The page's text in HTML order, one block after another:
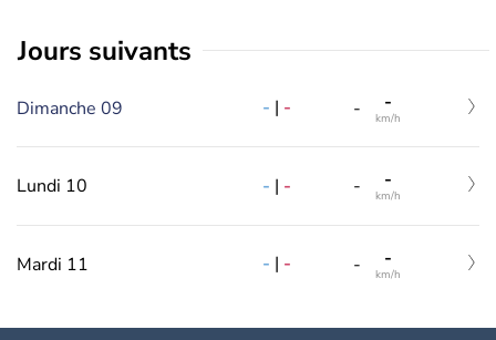
jours suivants
Dimanche 09 - | - - -
km/h
Lundi 10 - | - - -
km/h
Mardi 11 - | - - -
km/h